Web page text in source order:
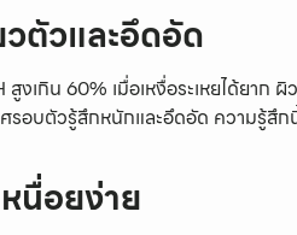
ตัวและอึดอัด
เกิน 60% เมื่อเหงื่อระเหยได้ยาก
รอบตัวรู้สึกหนักและอึดอัด ความรู้สึ
นื่อยง่าย